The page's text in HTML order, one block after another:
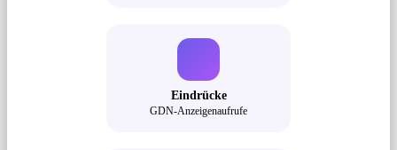
Eindrücke
GDN-Anzeigenaufrufe